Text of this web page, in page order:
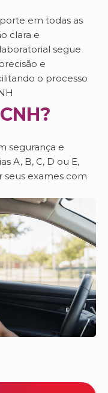
em todas as
clara e
segue
e
o processo
segurança e
A, B, C, D ou E,
seus exames com